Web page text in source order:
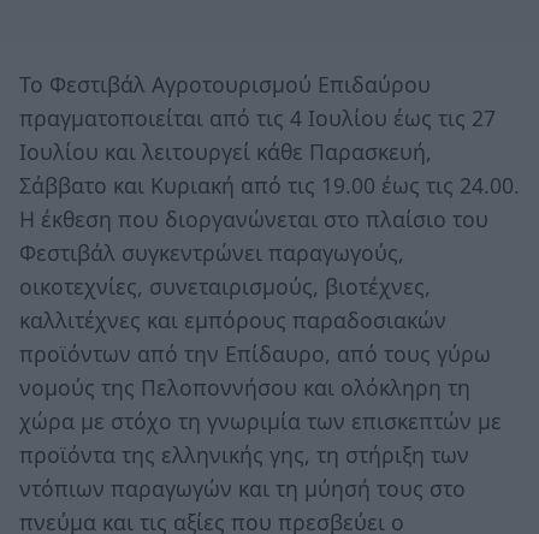
Το Φεστιβάλ Αγροτουρισμού Επιδαύρου
πραγματοποιείται από τις 4 Ιουλίου έως τις 27
Ιουλίου και λειτουργεί κάθε Παρασκευή,
Σάββατο και Κυριακή από τις 19.00 έως τις 24.00.
Η έκθεση που διοργανώνεται στο πλαίσιο του
Φεστιβάλ συγκεντρώνει παραγωγούς,
οικοτεχνίες, συνεταιρισμούς, βιοτέχνες,
καλλιτέχνες και εμπόρους παραδοσιακών
προϊόντων από την Επίδαυρο, από τους γύρω
νομούς της Πελοποννήσου και ολόκληρη τη
χώρα με στόχο τη γνωριμία των επισκεπτών με
προϊόντα της ελληνικής γης, τη στήριξη των
ντόπιων παραγωγών και τη μύησή τους στο
πνεύμα και τις αξίες που πρεσβεύει ο